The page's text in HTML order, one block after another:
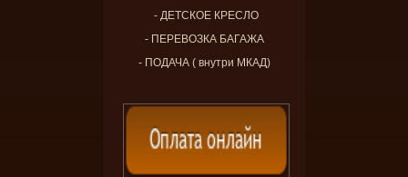
- ДЕТСКОЕ КРЕСЛО
- ПЕРЕВОЗКА БАГАЖА
- ПОДАЧА ( внутри МКАД)